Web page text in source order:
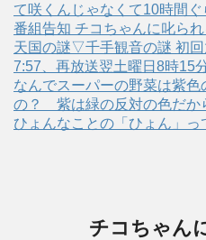
て咲くんじゃなくて10時間ぐ
番組告知 チコちゃんに叱ら
天国の謎▽千手観音の謎 初
7:57、再放送翌土曜日8時15
なんでスーパーの野菜は紫
の？ 紫は緑の反対の色だか
ひょんなことの「ひょん」
チコちゃん